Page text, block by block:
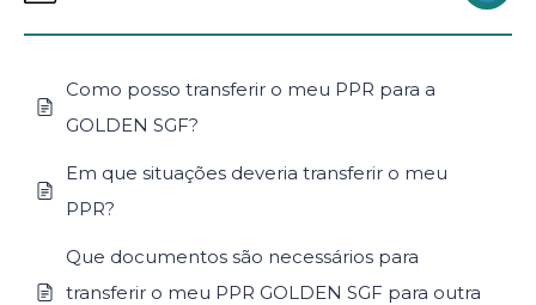
Como posso transferir o meu PPR para a
GOLDEN SGF?
Em que situações deveria transferir o meu
PPR?
Que documentos são necessários para
transferir o meu PPR GOLDEN SGF para outra